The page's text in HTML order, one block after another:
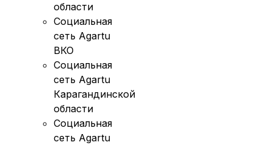
области
Социальная
сеть Agartu
ВКО
Социальная
сеть Agartu
Карагандинской
области
Социальная
сеть Agartu